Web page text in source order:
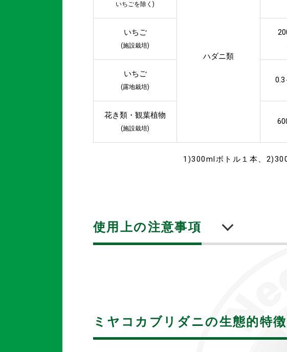
いちごを除く)
ハダニ類
いちご
(施設栽培)
いちご
(露地栽培)
花き類・観葉植物
(施設栽培)
1)300mlボトル１本、
使用上の注意事項
ミヤコカブリダニの生態的特徴